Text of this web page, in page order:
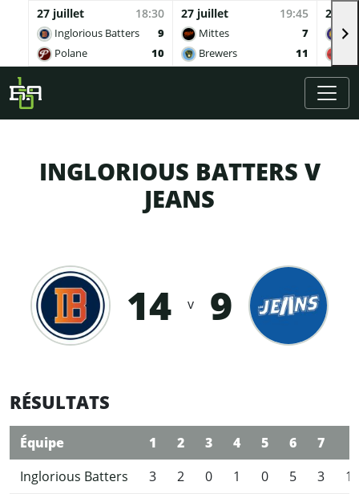
27 juillet 18:30
Inglorious Batters
9
Polane
10
27 juillet 19:45
Mittes
7
Brewers
11
27
Skip to main content
INGLORIOUS BATTERS V
JEANS
14 v 9
RÉSULTATS
Équipe 1 2 3 4 5 6 7
Inglorious Batters
3 2 0 1 0 5 3
14